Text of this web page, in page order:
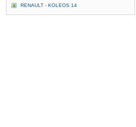
RENAULT - KOLEOS 14